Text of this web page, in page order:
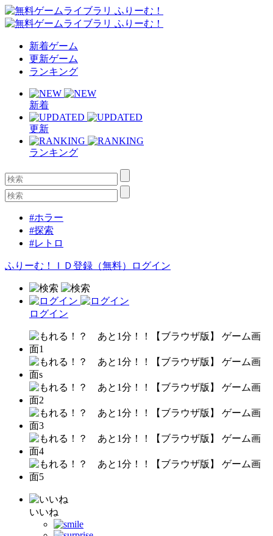
新着ゲーム
更新ゲーム
ランキング
新着
更新
ランキング
#ホラー
#探索
#レトロ
ふりーむ！ＩＤ登録（無料） ログイン
ログイン
いいね